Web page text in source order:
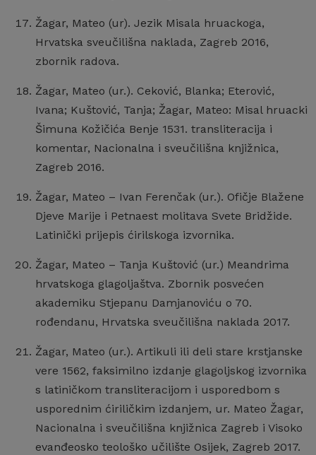
Žagar, Mateo (ur). Jezik Misala hruackoga,
Hrvatska sveučilišna naklada, Zagreb 2016,
zbornik radova.
Žagar, Mateo (ur.). Ceković, Blanka; Eterović,
Ivana; Kuštović, Tanja; Žagar, Mateo: Misal hruacki
Šimuna Kožičića Benje 1531. transliteracija i
komentar, Nacionalna i sveučilišna knjižnica,
Zagreb 2016.
Žagar, Mateo – Ivan Ferenčak (ur.). Ofičje Blažene
Djeve Marije i Petnaest molitava Svete Bridžide.
Latinički prijepis ćirilskoga izvornika.
Žagar, Mateo – Tanja Kuštović (ur.) Meandrima
hrvatskoga glagoljaštva. Zbornik posvećen
akademiku Stjepanu Damjanoviću o 70.
rođendanu, Hrvatska sveučilišna naklada 2017.
Žagar, Mateo (ur.). Artikuli ili deli stare krstjanske
vere 1562, faksimilno izdanje glagoljskog izvornika
s latiničkom transliteracijom i usporedbom s
usporednim ćiriličkim izdanjem, ur. Mateo Žagar,
Nacionalna i sveučilišna knjižnica Zagreb i Visoko
evanđeosko teološko učilište Osijek, Zagreb 2017.